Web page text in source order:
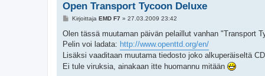
Open Transport Tycoon Deluxe
V
e
t
i
Kirjoittaja EMD F7» 27.03.2009 23:42
Olen tässä muutaman päivän pelaillut vanhan "Transport
Pelin voi ladata: http://www.openttd.org/en/
Lisäksi vaaditaan muutama tiedosto joko alkuperäiseltä
Ei tule viruksia, ainakaan itte huomannu mitään